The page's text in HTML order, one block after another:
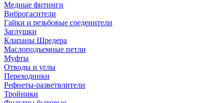
Медные фитинги
Виброгасители
Гайки и резьбовые соеденители
Заглушки
Клапаны Шредера
Маслоподъемные петли
Муфты
Отводы и углы
Переходники
Рефнеты-разветвлители
Тройники